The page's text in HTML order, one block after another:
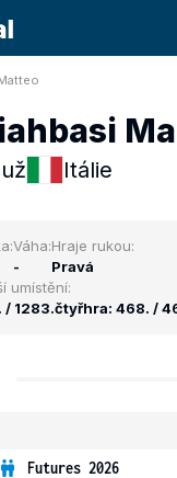
Itálie
Váha:
-
Hraje rukou:
Pravá
umístění:
/ 1283.čtyřhra: 468. /
Futures 2026